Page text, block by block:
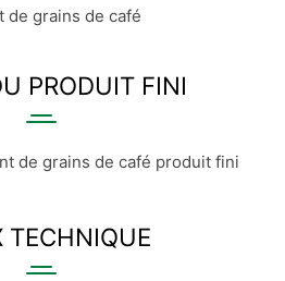
PRODUIT FINI
TECHNIQUE